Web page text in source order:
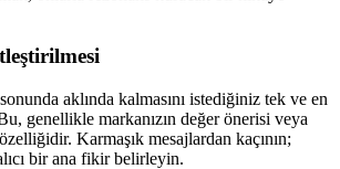
aklında kalmasını istediğiniz tek ve en
genellikle markanızın değer önerisi veya
Karmaşık mesajlardan kaçının;
bir ana fikir belirleyin.